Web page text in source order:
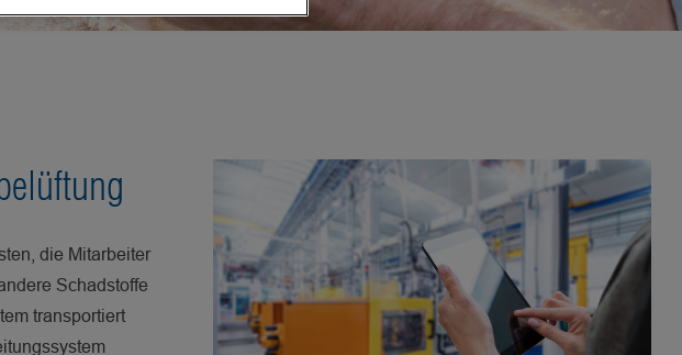
die Mitarbeiter
Schadstoffe
transportiert